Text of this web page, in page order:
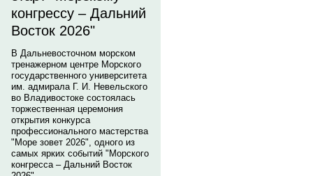
конгрессу – Дальний
Восток 2026"
В Дальневосточном морском
тренажерном центре Морского
государственного университета
им. адмирала Г. И. Невельского
во Владивостоке состоялась
торжественная церемония
открытия конкурса
профессионального мастерства
"Море зовет 2026", одного из
самых ярких событий "Морского
конгресса – Дальний Восток